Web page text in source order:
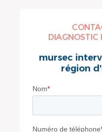
DIAGNOSTIC
mursec
région